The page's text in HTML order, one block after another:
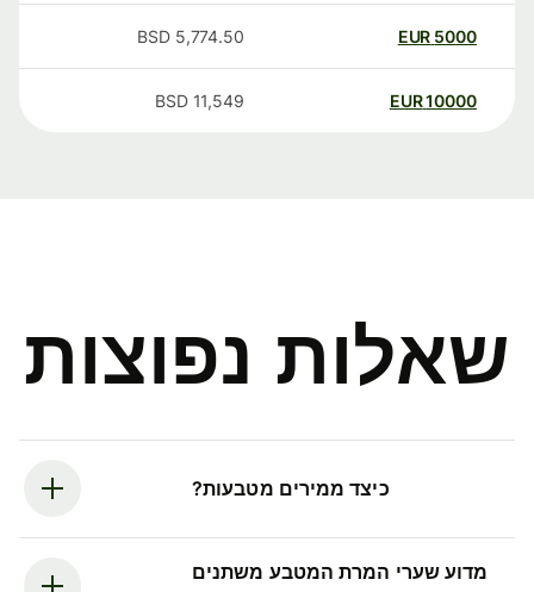
5000
EUR
5,774.50
BSD
10000
EUR
11,549
BSD
שאלות נפוצות
כיצד ממירים מטבעות?
מדוע שערי המרת המטבע משתנים